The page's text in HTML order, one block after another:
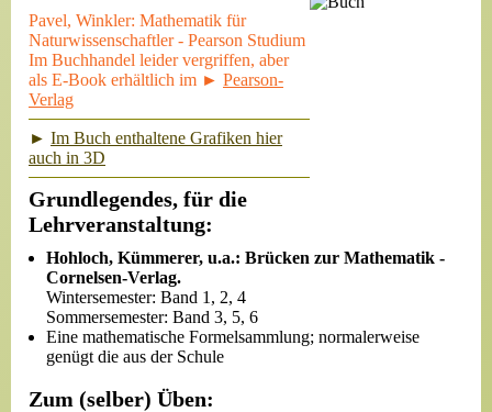
Pavel, Winkler: Mathematik für
Naturwissenschaftler - Pearson Studium
Im Buchhandel leider vergriffen, aber
als E-Book erhältlich im ► Pearson-
Verlag
► Im Buch enthaltene Grafiken hier
auch in 3D
Grundlegendes, für die
Lehrveranstaltung:
Hohloch, Kümmerer, u.a.: Brücken zur Mathematik -
Cornelsen-Verlag.
Wintersemester: Band 1, 2, 4
Sommersemester: Band 3, 5, 6
Eine mathematische Formelsammlung; normalerweise
genügt die aus der Schule
Zum (selber) Üben: